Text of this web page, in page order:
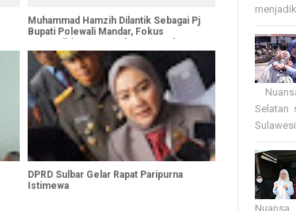
Muhammad Hamzih Dilantik Sebagai Pj
Bupati Polewali Mandar, Fokus
Sampah
DPRD Sulbar Gelar Rapat Paripurna
Istimewa
Selatan